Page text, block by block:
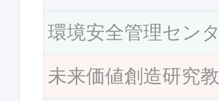
環境安全管理セン
未来価値創造研究